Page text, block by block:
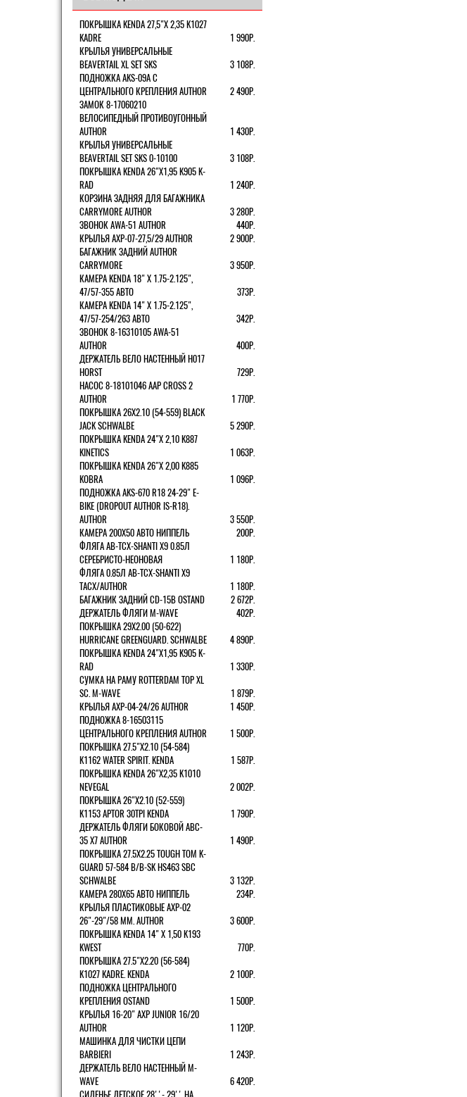
ПОКРЫШКА KENDA 27,5"Х 2,35 K1027
KADRE
1 990Р.
КРЫЛЬЯ УНИВЕРСАЛЬНЫЕ
BEAVERTAIL XL SET SKS
3 108Р.
ПОДНОЖКА AKS-09A C
ЦЕНТРАЛЬНОГО КРЕПЛЕНИЯ AUTHOR
2 490Р.
ЗАМОК 8-17060210
ВЕЛОСИПЕДНЫЙ ПРОТИВОУГОННЫЙ
AUTHOR
1 430Р.
КРЫЛЬЯ УНИВЕРСАЛЬНЫЕ
BEAVERTAIL SET SKS 0-10100
3 108Р.
ПОКРЫШКА KENDA 26"Х1,95 K905 K-
RAD
1 240Р.
КОРЗИНА ЗАДНЯЯ ДЛЯ БАГАЖНИКА
CARRYMORE AUTHOR
3 280Р.
ЗВОНОК AWA-51 AUTHOR
440Р.
КРЫЛЬЯ AXP-07-27,5/29 AUTHOR
2 900Р.
БАГАЖНИК ЗАДНИЙ AUTHOR
CARRYMORE
3 950Р.
КАМЕРА KENDA 18" Х 1.75-2.125",
47/57-355 АВТО
373Р.
КАМЕРА KENDA 14" Х 1.75-2.125",
47/57-254/263 АВТО
342Р.
ЗВОНОК 8-16310105 AWA-51
AUTHOR
400Р.
ДЕРЖАТЕЛЬ ВЕЛО НАСТЕННЫЙ H017
HORST
729Р.
НАСОС 8-18101046 AAP CROSS 2
AUTHOR
1 770Р.
ПОКРЫШКА 26X2.10 (54-559) BLACK
JACK SCHWALBE
5 290Р.
ПОКРЫШКА KENDA 24"Х 2,10 K887
KINETICS
1 063Р.
ПОКРЫШКА KENDA 26"Х 2,00 K885
KOBRA
1 096Р.
ПОДНОЖКА AKS-670 R18 24-29" E-
BIKE (DROPOUT AUTHOR IS-R18).
AUTHOR
3 550Р.
КАМЕРА 200Х50 АВТО НИППЕЛЬ
200Р.
ФЛЯГА AB-TCX-SHANTI X9 0.85Л
СЕРЕБРИСТО-НЕОНОВАЯ
1 180Р.
ФЛЯГА 0.85Л AB-TCX-SHANTI X9
TACX/AUTHOR
1 180Р.
БАГАЖНИК ЗАДНИЙ CD-15B OSTAND
2 672Р.
ДЕРЖАТЕЛЬ ФЛЯГИ M-WAVE
402Р.
ПОКРЫШКА 29X2.00 (50-622)
HURRICANE GREENGUARD. SCHWALBE
4 890Р.
ПОКРЫШКА KENDA 24"Х1,95 K905 K-
RAD
1 330Р.
СУМКА НА РАМУ ROTTERDAM TOP XL
SC. M-WAVE
1 879Р.
КРЫЛЬЯ AXP-04-24/26 AUTHOR
1 450Р.
ПОДНОЖКА 8-16503115
ЦЕНТРАЛЬНОГО КРЕПЛЕНИЯ AUTHOR
1 500Р.
ПОКРЫШКА 27.5"Х2.10 (54-584)
K1162 WATER SPIRIT. KENDA
1 587Р.
ПОКРЫШКА KENDA 26"Х2,35 K1010
NEVEGAL
2 002Р.
ПОКРЫШКА 26"Х2.10 (52-559)
K1153 APTOR 30TPI KENDA
1 790Р.
ДЕРЖАТЕЛЬ ФЛЯГИ БОКОВОЙ ABC-
35 X7 AUTHOR
1 490Р.
ПОКРЫШКА 27.5X2.25 TOUGH TOM K-
GUARD 57-584 B/B-SK HS463 SBC
SCHWALBE
3 132Р.
КАМЕРА 280Х65 АВТО НИППЕЛЬ
234Р.
КРЫЛЬЯ ПЛАСТИКОВЫЕ AXP-02
26"-29"/58 ММ. AUTHOR
3 600Р.
ПОКРЫШКА KENDA 14" Х 1,50 K193
KWEST
770Р.
ПОКРЫШКА 27.5"Х2.20 (56-584)
K1027 KADRE. KENDA
2 100Р.
ПОДНОЖКА ЦЕНТРАЛЬНОГО
КРЕПЛЕНИЯ OSTAND
1 500Р.
КРЫЛЬЯ 16-20" AXP JUNIOR 16/20
AUTHOR
1 120Р.
МАШИНКА ДЛЯ ЧИСТКИ ЦЕПИ
BARBIERI
1 243Р.
ДЕРЖАТЕЛЬ ВЕЛО НАСТЕННЫЙ M-
WAVE
6 420Р.